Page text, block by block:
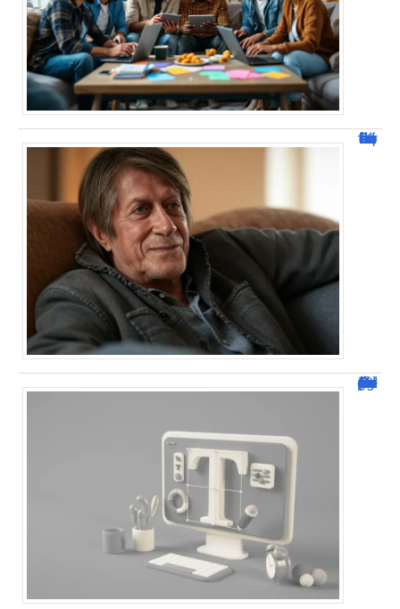
Jacques Dutronc fortune : estimation et sources de richesse !
Dafont Police : guide complet pour télécharger !